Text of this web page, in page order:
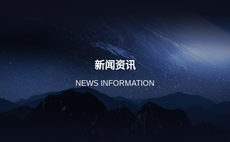
新闻资讯
NEWS INFORMATION